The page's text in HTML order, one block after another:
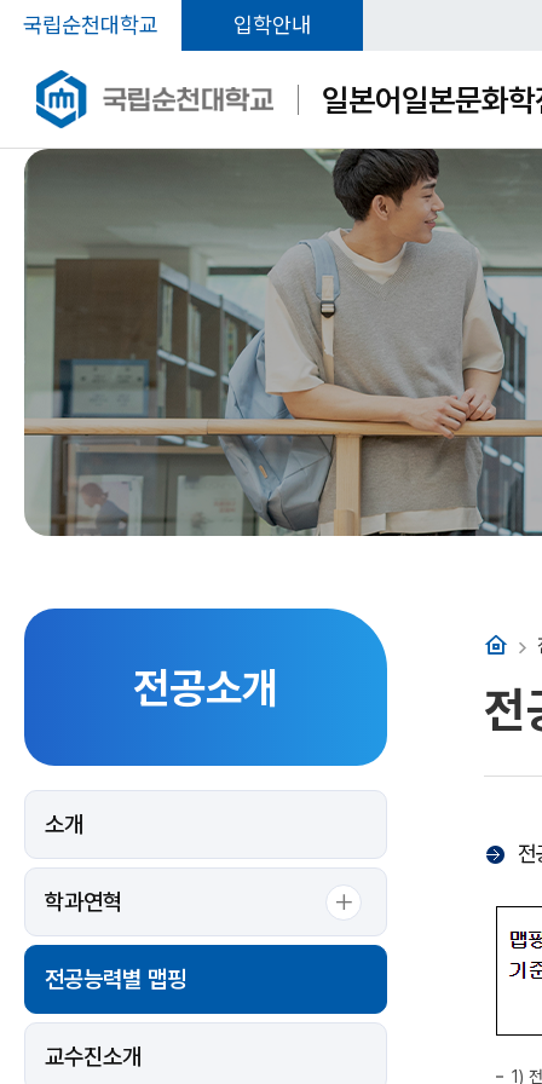
국립순천대학교 입학안내
일본어일본문화
홈
전공소개
소개
학과연혁
전공능력별 맵핑
교수진소개
전
전
1)